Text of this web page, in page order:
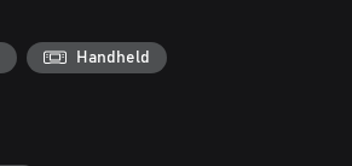
Handheld